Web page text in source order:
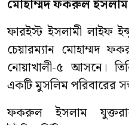
মোহাম্মদ ফকরুল
ফারইস্ট ইসলামী লাইফ
চেয়ারম্যান মোহাম্মদ
নোয়াখালী-৫ আসনে।
একটি মুসলিম পরিবারের
ফকরুল ইসলাম